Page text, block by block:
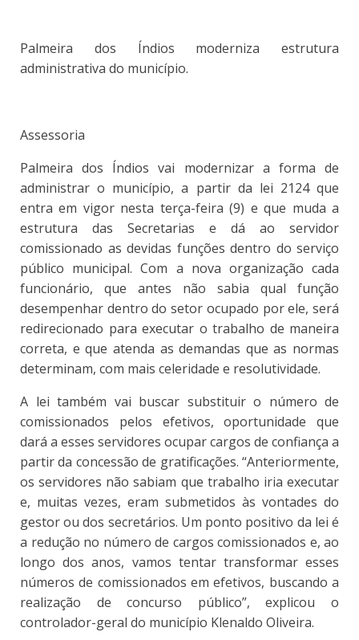
Palmeira dos Índios moderniza estrutura
administrativa do município.
Assessoria
Palmeira dos Índios vai modernizar a forma de
administrar o município, a partir da lei 2124 que
entra em vigor nesta terça-feira (9) e que muda a
estrutura das Secretarias e dá ao servidor
comissionado as devidas funções dentro do serviço
público municipal. Com a nova organização cada
funcionário, que antes não sabia qual função
desempenhar dentro do setor ocupado por ele, será
redirecionado para executar o trabalho de maneira
correta, e que atenda as demandas que as normas
determinam, com mais celeridade e resolutividade.
A lei também vai buscar substituir o número de
comissionados pelos efetivos, oportunidade que
dará a esses servidores ocupar cargos de confiança a
partir da concessão de gratificações. “Anteriormente,
os servidores não sabiam que trabalho iria executar
e, muitas vezes, eram submetidos às vontades do
gestor ou dos secretários. Um ponto positivo da lei é
a redução no número de cargos comissionados e, ao
longo dos anos, vamos tentar transformar esses
números de comissionados em efetivos, buscando a
realização de concurso público”, explicou o
controlador-geral do município Klenaldo Oliveira.